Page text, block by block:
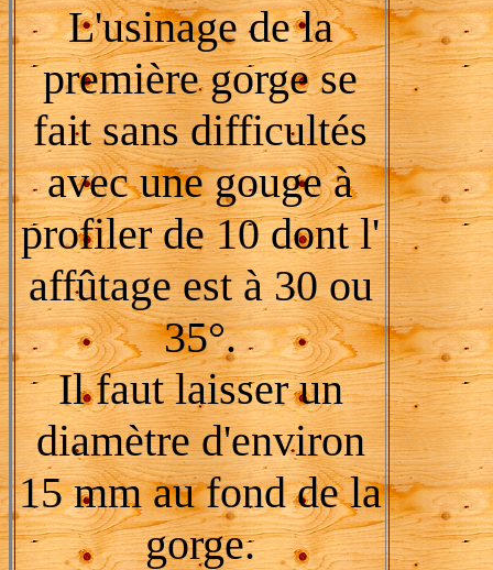
L'usinage de la
première gorge se
fait sans difficultés
avec une gouge à
profiler de 10 dont l'
affûtage est à 30 ou
35°.
Il faut laisser un
diamètre d'environ
15 mm au fond de la
gorge.